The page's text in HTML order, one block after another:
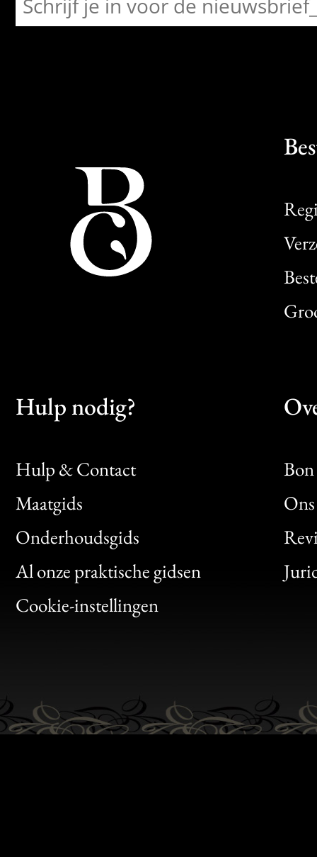
Hulp nodig?
Hulp & Contact
Maatgids
Onderhoudsgids
Al onze praktische gidsen
Cookie-instellingen
Bon
Clic